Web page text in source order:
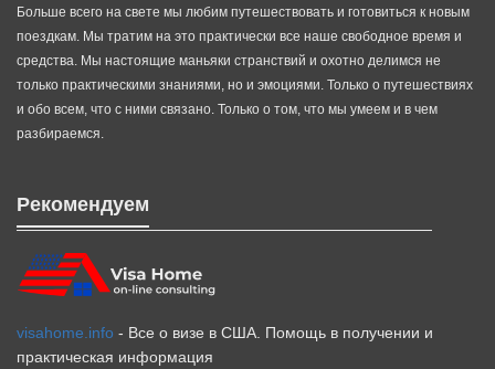
Больше всего на свете мы любим путешествовать и готовиться к новым
поездкам. Мы тратим на это практически все наше свободное время и
средства. Мы настоящие маньяки странствий и охотно делимся не
только практическими знаниями, но и эмоциями. Только о путешествиях
и обо всем, что с ними связано. Только о том, что мы умеем и в чем
разбираемся.
Рекомендуем
visahome.info - Все о визе в США. Помощь в получении и
практическая информация